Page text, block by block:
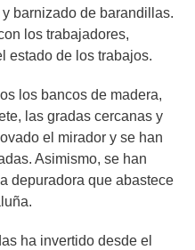
barnizado de barandillas.
los trabajadores,
estado de los trabajos.
los bancos de madera,
las gradas cercanas y
el mirador y se han
Asimismo, se han
depuradora que abastece
ha invertido desde el